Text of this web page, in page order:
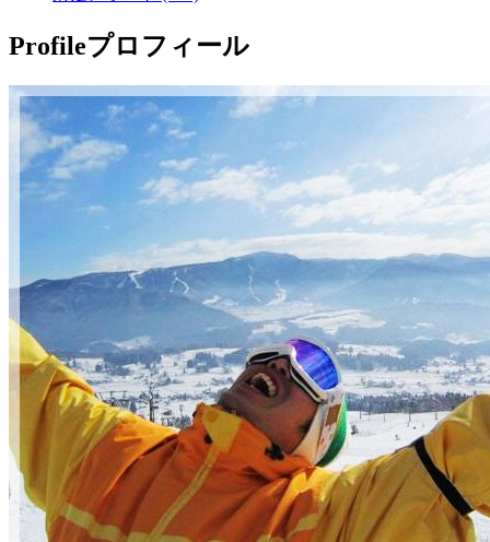
Profileプロフィール